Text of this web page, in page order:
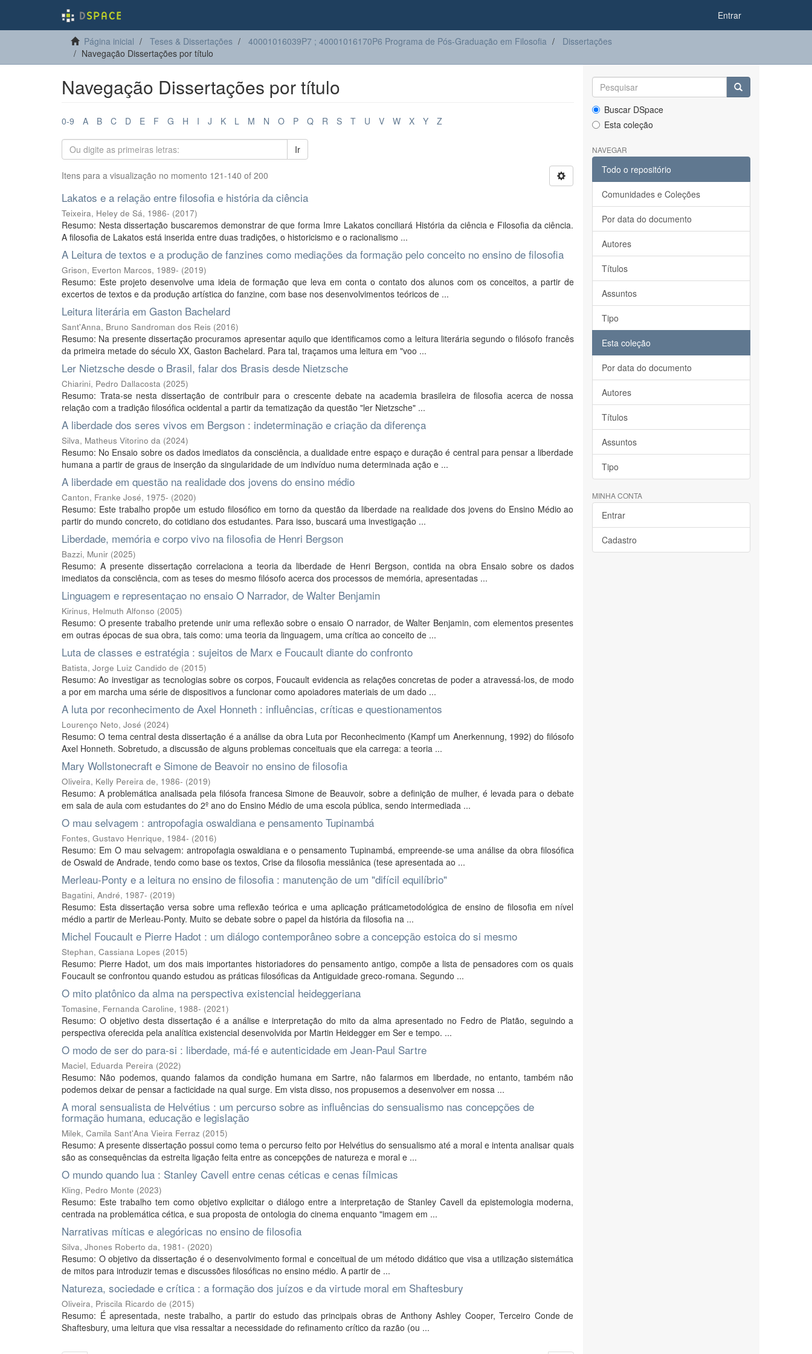
Entrar
Página inicial Teses & Dissertações 40001016039P7 ; 40001016170P6 Programa de Pós-Graduação em Filosofia
Dissertações
Navegação Dissertações por título
Navegação Dissertações por título
0-9 A B C D E F G H I J K L M N O P Q R S T U V W X Y Z
Ir
Itens para a visualização no momento 121-140 of 200
Lakatos e a relação entre filosofia e história da ciência
Teixeira, Heley de Sá, 1986- (2017)
Resumo: Nesta dissertação buscaremos demonstrar de que forma Imre Lakatos conciliará História da ciência e Filosofia da ciência.
A filosofia de Lakatos está inserida entre duas tradições, o historicismo e o racionalismo ...
A Leitura de textos e a produção de fanzines como mediações da formação pelo conceito no ensino de filosofia
Grison, Everton Marcos, 1989- (2019)
Resumo: Este projeto desenvolve uma ideia de formação que leva em conta o contato dos alunos com os conceitos, a partir de
excertos de textos e da produção artística do fanzine, com base nos desenvolvimentos teóricos de ...
Leitura literária em Gaston Bachelard
Sant'Anna, Bruno Sandroman dos Reis (2016)
Resumo: Na presente dissertação procuramos apresentar aquilo que identificamos como a leitura literária segundo o filósofo francês
da primeira metade do século XX, Gaston Bachelard. Para tal, traçamos uma leitura em "voo ...
Ler Nietzsche desde o Brasil, falar dos Brasis desde Nietzsche
Chiarini, Pedro Dallacosta (2025)
Resumo: Trata-se nesta dissertação de contribuir para o crescente debate na academia brasileira de filosofia acerca de nossa
relação com a tradição filosófica ocidental a partir da tematização da questão "ler Nietzsche" ...
A liberdade dos seres vivos em Bergson : indeterminação e criação da diferença
Silva, Matheus Vitorino da (2024)
Resumo: No Ensaio sobre os dados imediatos da consciência, a dualidade entre espaço e duração é central para pensar a liberdade
humana a partir de graus de inserção da singularidade de um indivíduo numa determinada ação e ...
A liberdade em questão na realidade dos jovens do ensino médio
Canton, Franke José, 1975- (2020)
Resumo: Este trabalho propõe um estudo filosófico em torno da questão da liberdade na realidade dos jovens do Ensino Médio ao
partir do mundo concreto, do cotidiano dos estudantes. Para isso, buscará uma investigação ...
Liberdade, memória e corpo vivo na filosofia de Henri Bergson
Bazzi, Munir (2025)
Resumo: A presente dissertação correlaciona a teoria da liberdade de Henri Bergson, contida na obra Ensaio sobre os dados
imediatos da consciência, com as teses do mesmo filósofo acerca dos processos de memória, apresentadas ...
Linguagem e representaçao no ensaio O Narrador, de Walter Benjamin
Kirinus, Helmuth Alfonso (2005)
Resumo: O presente trabalho pretende unir uma reflexão sobre o ensaio O narrador, de Walter Benjamin, com elementos presentes
em outras épocas de sua obra, tais como: uma teoria da linguagem, uma crítica ao conceito de ...
Luta de classes e estratégia : sujeitos de Marx e Foucault diante do confronto
Batista, Jorge Luiz Candido de (2015)
Resumo: Ao investigar as tecnologias sobre os corpos, Foucault evidencia as relações concretas de poder a atravessá-los, de modo
a por em marcha uma série de dispositivos a funcionar como apoiadores materiais de um dado ...
A luta por reconhecimento de Axel Honneth : influências, críticas e questionamentos
Lourenço Neto, José (2024)
Resumo: O tema central desta dissertação é a análise da obra Luta por Reconhecimento (Kampf um Anerkennung, 1992) do filósofo
Axel Honneth. Sobretudo, a discussão de alguns problemas conceituais que ela carrega: a teoria ...
Mary Wollstonecraft e Simone de Beavoir no ensino de filosofia
Oliveira, Kelly Pereira de, 1986- (2019)
Resumo: A problemática analisada pela filósofa francesa Simone de Beauvoir, sobre a definição de mulher, é levada para o debate
em sala de aula com estudantes do 2º ano do Ensino Médio de uma escola pública, sendo intermediada ...
O mau selvagem : antropofagia oswaldiana e pensamento Tupinambá
Fontes, Gustavo Henrique, 1984- (2016)
Resumo: Em O mau selvagem: antropofagia oswaldiana e o pensamento Tupinambá, empreende-se uma análise da obra filosófica
de Oswald de Andrade, tendo como base os textos, Crise da filosofia messiânica (tese apresentada ao ...
Merleau-Ponty e a leitura no ensino de filosofia : manutenção de um "difícil equilíbrio"
Bagatini, André, 1987- (2019)
Resumo: Esta dissertação versa sobre uma reflexão teórica e uma aplicação práticametodológica de ensino de filosofia em nível
médio a partir de Merleau-Ponty. Muito se debate sobre o papel da história da filosofia na ...
Michel Foucault e Pierre Hadot : um diálogo contemporâneo sobre a concepção estoica do si mesmo
Stephan, Cassiana Lopes (2015)
Resumo: Pierre Hadot, um dos mais importantes historiadores do pensamento antigo, compõe a lista de pensadores com os quais
Foucault se confrontou quando estudou as práticas filosóficas da Antiguidade greco-romana. Segundo ...
O mito platônico da alma na perspectiva existencial heideggeriana
Tomasine, Fernanda Caroline, 1988- (2021)
Resumo: O objetivo desta dissertação é a análise e interpretação do mito da alma apresentado no Fedro de Platão, seguindo a
perspectiva oferecida pela analítica existencial desenvolvida por Martin Heidegger em Ser e tempo. ...
O modo de ser do para-si : liberdade, má-fé e autenticidade em Jean-Paul Sartre
Maciel, Eduarda Pereira (2022)
Resumo: Não podemos, quando falamos da condição humana em Sartre, não falarmos em liberdade, no entanto, também não
podemos deixar de pensar a facticidade na qual surge. Em vista disso, nos propusemos a desenvolver em nossa ...
A moral sensualista de Helvétius : um percurso sobre as influências do sensualismo nas concepções de
formação humana, educação e legislação
Milek, Camila Sant'Ana Vieira Ferraz (2015)
Resumo: A presente dissertação possui como tema o percurso feito por Helvétius do sensualismo até a moral e intenta analisar quais
são as consequências da estreita ligação feita entre as concepções de natureza e moral e ...
O mundo quando lua : Stanley Cavell entre cenas céticas e cenas fílmicas
Kling, Pedro Monte (2023)
Resumo: Este trabalho tem como objetivo explicitar o diálogo entre a interpretação de Stanley Cavell da epistemologia moderna,
centrada na problemática cética, e sua proposta de ontologia do cinema enquanto "imagem em ...
Narrativas míticas e alegóricas no ensino de filosofia
Silva, Jhones Roberto da, 1981- (2020)
Resumo: O objetivo da dissertação é o desenvolvimento formal e conceitual de um método didático que visa a utilização sistemática
de mitos para introduzir temas e discussões filosóficas no ensino médio. A partir de ...
Natureza, sociedade e crítica : a formação dos juízos e da virtude moral em Shaftesbury
Oliveira, Priscila Ricardo de (2015)
Resumo: É apresentada, neste trabalho, a partir do estudo das principais obras de Anthony Ashley Cooper, Terceiro Conde de
Shaftesbury, uma leitura que visa ressaltar a necessidade do refinamento crítico da razão (ou ...
Buscar DSpace
Esta coleção
NAVEGAR
Todo o repositório
Comunidades e Coleções
Por data do documento
Autores
Títulos
Assuntos
Tipo
Esta coleção
Por data do documento
Autores
Títulos
Assuntos
Tipo
MINHA CONTA
Entrar
Cadastro